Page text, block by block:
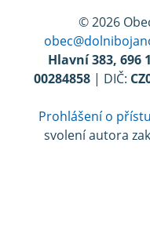
© 2026
Hlavní 383, 696
00284858 | DIČ:
Prohlášení o
svolení autora